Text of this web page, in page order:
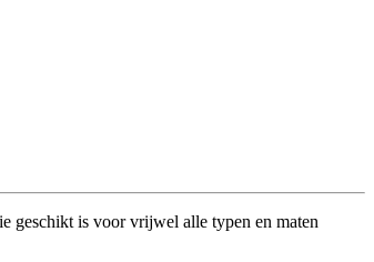
geschikt is voor vrijwel alle typen en maten